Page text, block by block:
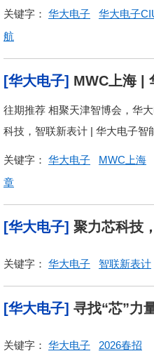
关键字： 华大电子 华大电子
航
[华大电子] MWC上海 |
往期推荐 相聚天津智博会，华
科技，智联新表计 | 华大电子
关键字： 华大电子 MWC上海
章
[华大电子] 聚力芯科技
关键字： 华大电子 智联新表计
[华大电子] 寻找“芯”力
关键字： 华大电子 2026春招